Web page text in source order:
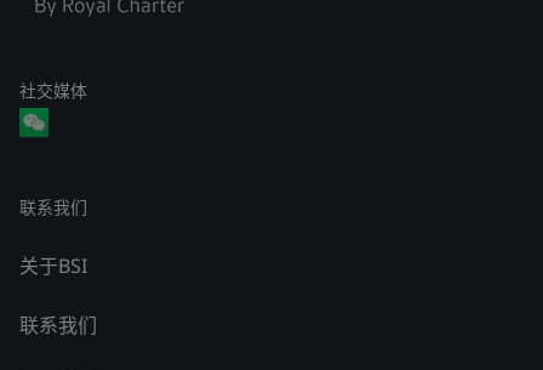
社交媒体
联系我们
关于BSI
联系我们